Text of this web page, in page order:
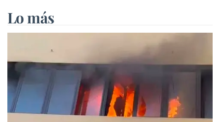
Lo más